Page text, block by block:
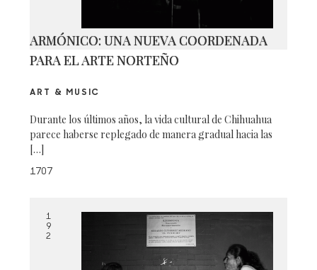
ARMÓNICO: UNA NUEVA COORDENADA
PARA EL ARTE NORTEÑO
ART & MUSIC
Durante los últimos años, la vida cultural de Chihuahua
parece haberse replegado de manera gradual hacia las
[…]
1707
1
9
2